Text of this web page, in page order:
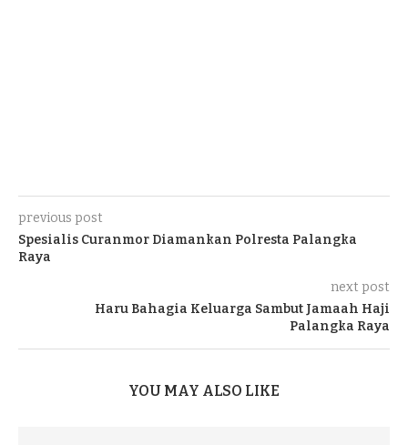
previous post
Spesialis Curanmor Diamankan Polresta Palangka
Raya
next post
Haru Bahagia Keluarga Sambut Jamaah Haji
Palangka Raya
YOU MAY ALSO LIKE